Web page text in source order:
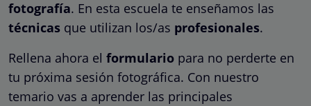
fotografía. En esta escuela te enseñamos las
técnicas que utilizan los/as profesionales.
Rellena ahora el formulario para no perderte en
tu próxima sesión fotográfica. Con nuestro
temario vas a aprender las principales